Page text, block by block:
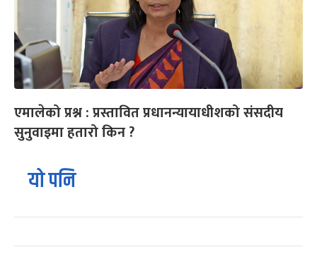
एमालेको प्रश्न : प्रस्तावित प्रधानन्यायाधीशको संसदीय
सुनुवाइमा हतारो किन ?
यो पनि